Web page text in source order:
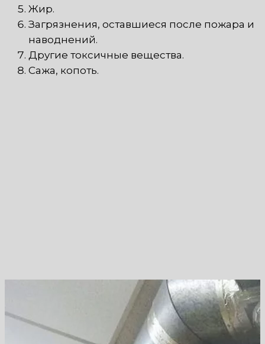
Жир.
Загрязнения, оставшиеся после пожара и
наводнений.
Другие токсичные вещества.
Сажа, копоть.